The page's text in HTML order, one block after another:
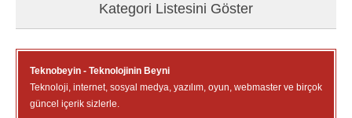
Kategori Listesini Göster
Teknobeyin - Teknolojinin Beyni
Teknoloji, internet, sosyal medya, yazılım, oyun, webmaster ve birçok
güncel içerik sizlerle.